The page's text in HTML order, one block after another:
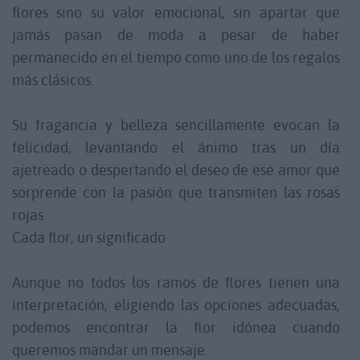
flores sino su valor emocional, sin apartar que
jamás pasan de moda a pesar de haber
permanecido en el tiempo como uno de los regalos
más clásicos.
Su fragancia y belleza sencillamente evocan la
felicidad, levantando el ánimo tras un día
ajetreado o despertando el deseo de ese amor que
sorprende con la pasión que transmiten las rosas
rojas.
Cada flor, un significado
Aunque no todos los ramos de flores tienen una
interpretación, eligiendo las opciones adecuadas,
podemos encontrar la flor idónea cuando
queremos mandar un mensaje.